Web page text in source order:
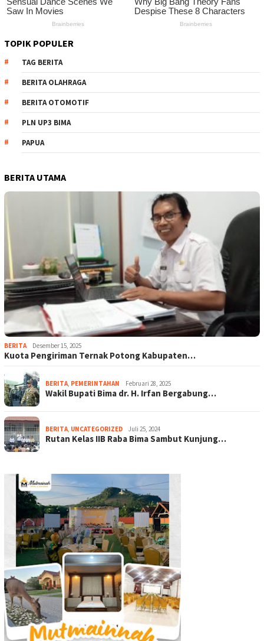
TOPIK POPULER
TAG BERITA
BERITA OLAHRAGA
BERITA OTOMOTIF
PLN UP3 BIMA
PAPUA
BERITA UTAMA
BERITA Desember 15, 2025
Kuota Pengiriman Ternak Potong Kabupaten…
BERITA PEMERINTAHAN Februari 28, 2025
Wakil Bupati Bima dr. H. Irfan Bergabung…
BERITA UNCATEGORIZED Juli 25, 2024
Rutan Kelas IIB Raba Bima Sambut Kunjung…